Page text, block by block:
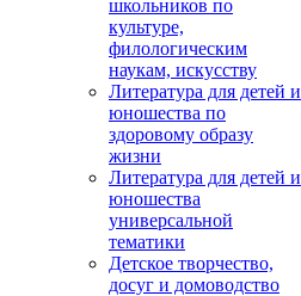
школьников по
культуре,
филологическим
наукам, искусству
Литература для детей и
юношества по
здоровому образу
жизни
Литература для детей и
юношества
универсальной
тематики
Детское творчество,
досуг и домоводство